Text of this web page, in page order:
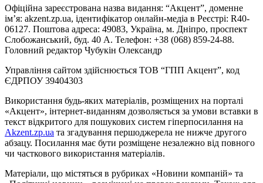
Офіційна зареєстрована назва видання: “Акцент”, доменне
ім’я: akzent.zp.ua, ідентифікатор онлайн-медіа в Реєстрі: R40-
06127. Поштова адреса: 49083, Україна, м. Дніпро, проспект
Слобожанський, буд. 40 А. Телефон: +38 (068) 859-24-88.
Головний редактор Чубукін Олександр
Управління сайтом здійснюється ТОВ “ГПП Акцент”, код
ЄДРПОУ 39404303
Використання будь-яких матеріалів, розміщених на порталі
«Акцент», інтернет-виданням дозволяється за умови вставки в
текст відкритого для пошукових систем гіперпосилання на
Akzent.zp.ua та згадування першоджерела не нижче другого
абзацу. Посилання має бути розміщене незалежно від повного
чи часткового використання матеріалів.
Матеріали, що містяться в рубриках «Новини компаній» та